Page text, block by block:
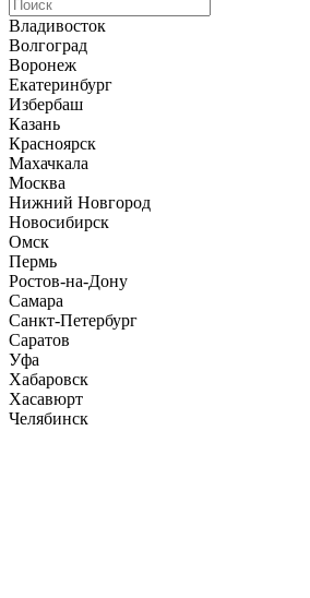
Владивосток
Волгоград
Воронеж
Екатеринбург
Избербаш
Казань
Красноярск
Махачкала
Москва
Нижний Новгород
Новосибирск
Омск
Пермь
Ростов-на-Дону
Самара
Санкт-Петербург
Саратов
Уфа
Хабаровск
Хасавюрт
Челябинск